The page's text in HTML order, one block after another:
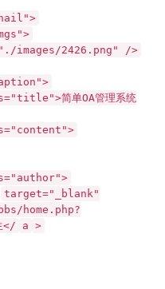
images/2426.png" />
简单OA管理系统
target="_blank"
home.php?
</
a >